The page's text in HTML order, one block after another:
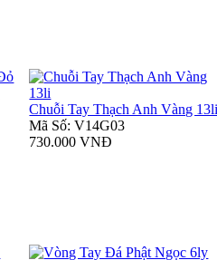
Chuỗi Tay Thạch Anh Vàng
Mã Số: V14G03
730.000 VNĐ